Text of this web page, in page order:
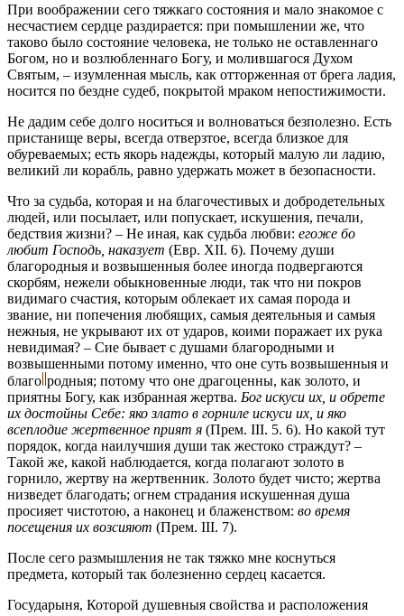
При воображении сего тяжкаго состояния и мало знакомое с
несчастием сердце раздирается: при помышлении же, что
таково было состояние человека, не только не оставленнаго
Богом, но и возлюбленнаго Богу, и молившагося Духом
Святым, – изумленная мысль, как отторженная от брега ладия,
носится по бездне судеб, покрытой мраком непостижимости.
Не дадим себе долго носиться и волноваться безполезно. Есть
пристанище веры, всегда отверзтое, всегда близкое для
обуреваемых; есть якорь надежды, который малую ли ладию,
великий ли корабль, равно удержать может в безопасности.
Что за судьба, которая и на благочестивых и добродетельных
людей, или посылает, или попускает, искушения, печали,
бедствия жизни? – Не иная, как судьба любви: егоже бо
любит Господь, наказует (Евр. XII. 6). Почему души
благородныя и возвышенныя более иногда подвергаются
скорбям, нежели обыкновенные люди, так что ни покров
видимаго счастия, которым облекает их самая порода и
звание, ни попечения любящих, самыя деятельныя и самыя
нежныя, не укрывают их от ударов, коими поражает их рука
невидимая? – Сие бывает с душами благородными и
возвышенными потому именно, что оне суть возвышенныя и
благо родныя; потому что оне драгоценны, как золото, и
приятны Богу, как избранная жертва. Бог искуси их, и обрете
их достойны Себе: яко злато в горниле искуси их, и яко
всеплодие жертвенное прият я (Прем. III. 5. 6). Но какой тут
порядок, когда наилучшия души так жестоко страждут? –
Такой же, какой наблюдается, когда полагают золото в
горнило, жертву на жертвенник. Золото будет чисто; жертва
низведет благодать; огнем страдания искушенная душа
просияет чистотою, а наконец и блаженством: во время
посещения их возсияют (Прем. III. 7).
После сего размышления не так тяжко мне коснуться
предмета, который так болезненно сердец касается.
Государыня, Которой душевныя свойства и расположения